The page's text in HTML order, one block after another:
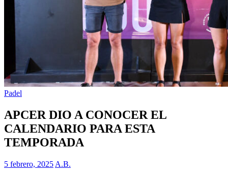
Padel
APCER DIO A CONOCER EL
CALENDARIO PARA ESTA
TEMPORADA
5 febrero, 2025 A.B.